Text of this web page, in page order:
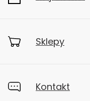
Sklepy
Kontakt